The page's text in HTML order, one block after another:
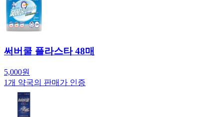
써버쿨 플라스타 48매
5,000원
1개 약국의 판매가 인증